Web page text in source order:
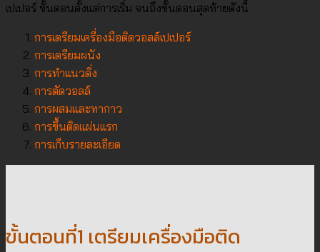
เปเปอร์ ขั้นตอนตั้งแต่การเริ่ม จนถึงขั้นตอนสุดท้ายดังนี้
การเตรียมเครื่องมือติดวอลล์เปเปอร์
การเตรียมผนัง
การทำแนวดิ่ง
การตัดวอลล์
การผสมและทากาว
การขึ้นติดแผ่นแรก
การเก็บรายละเอียด
ขั้นตอนที่1 เตรียมเครื่องมือติด